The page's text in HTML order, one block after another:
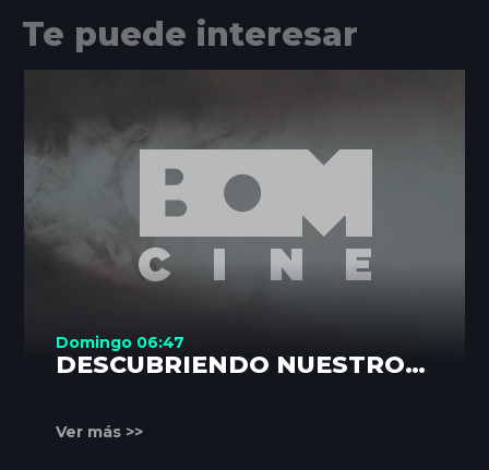
Te puede interesar
Domingo 06:47
DESCUBRIENDO NUESTROS
Ver más >>